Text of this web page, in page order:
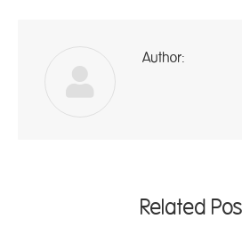
Author:
Related